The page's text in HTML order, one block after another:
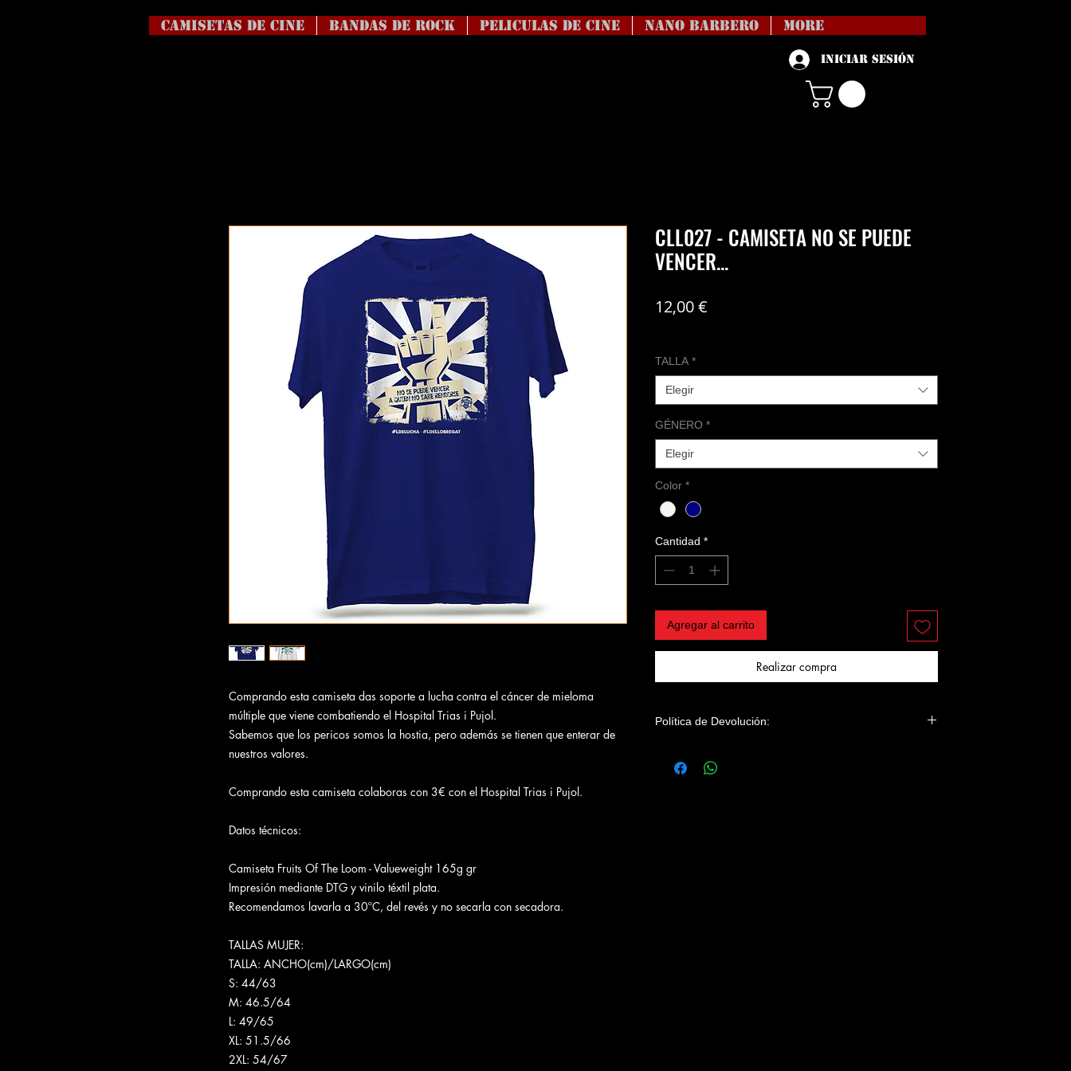
Camisetas de Cine BANDAS DE ROCK Peliculas de Cine NANO BARBERO More
Comprando esta camiseta das soporte a lucha contra el cáncer de mieloma
múltiple que viene combatiendo el Hospital Trias i Pujol.
Sabemos que los pericos somos la hostia, pero además se tienen que enterar de
nuestros valores.
Comprando esta camiseta colaboras con 3€ con el Hospital Trias i Pujol.
Datos técnicos:
Camiseta Fruits Of The Loom - Valueweight 165g gr
Impresión mediante DTG y vinilo téxtil plata.
Recomendamos lavarla a 30ºC, del revés y no secarla con secadora.
TALLAS MUJER:
TALLA: ANCHO(cm)/LARGO(cm)
S: 44/63
M: 46.5/64
L: 49/65
XL: 51.5/66
2XL: 54/67
CLL027 - CAMISETA NO SE PUEDE
VENCER...
12,00 €
TALLA *
Elegir
GÉNERO *
Elegir
Color *
Cantidad *
Agregar al carrito
Realizar compra
Política de Devolución:
Llobregat Blanc i Blau ni Camisetas de Cine aceptarán
Iniciar sesión